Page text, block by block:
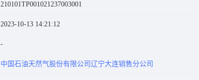
210101TP001021237003001
2023-10-13 14:21:12
中国石油天然气股份有限公司辽宁大连销售分公司